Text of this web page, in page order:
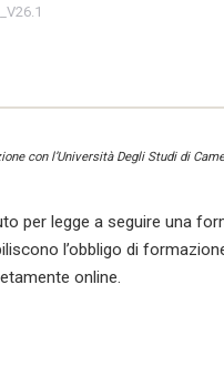
con l’Università Degli Studi di
per legge a seguire una
l’obbligo di
online.